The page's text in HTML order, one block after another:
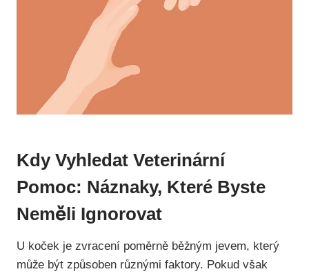
Kdy Vyhledat Veterinární
Pomoc: Náznaky, Které Byste
Neměli Ignorovat
U koček je zvracení poměrně běžným jevem, který
může být způsoben různými faktory. Pokud však